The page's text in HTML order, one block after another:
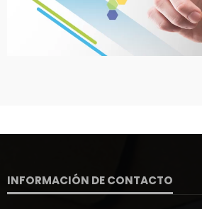
INFORMACIÓN DE CONTACTO